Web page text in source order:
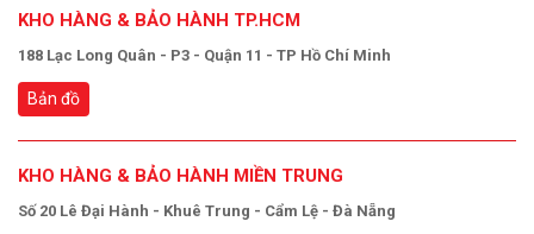
KHO HÀNG & BẢO HÀNH TP.HCM
188 Lạc Long Quân - P3 - Quận 11 - TP Hồ Chí Minh
Bản đồ
KHO HÀNG & BẢO HÀNH MIỀN TRUNG
Số 20 Lê Đại Hành - Khuê Trung - Cẩm Lệ - Đà Nẵng